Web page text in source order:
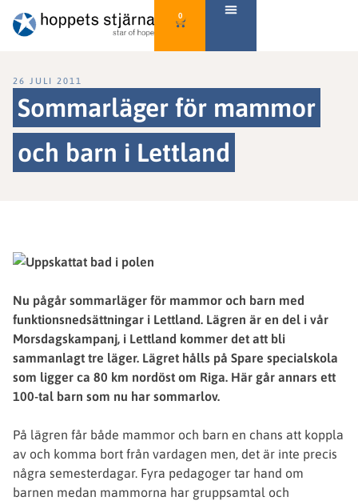
0
26 JULI 2011
Sommarläger för mammor
och barn i Lettland
Nu pågår sommarläger för mammor och barn med
funktionsnedsättningar i Lettland. Lägren är en del i vår
Morsdagskampanj, i Lettland kommer det att bli
sammanlagt tre läger. Lägret hålls på Spare specialskola
som ligger ca 80 km nordöst om Riga. Här går annars ett
100-tal barn som nu har sommarlov.
På lägren får både mammor och barn en chans att koppla
av och komma bort från vardagen men, det är inte precis
några semesterdagar. Fyra pedagoger tar hand om
barnen medan mammorna har gruppsamtal och